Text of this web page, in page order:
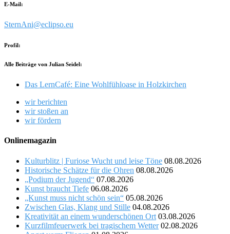
E-Mail:
SternAni@eclipso.eu
Profil:
Alle Beiträge von Julian Seidel:
Das LernCafé: Eine Wohlfühloase in Holzkirchen
wir berichten
wir stoßen an
wir fördern
Onlinemagazin
Kulturblitz | Furiose Wucht und leise Töne 08.08.2026
Historische Schätze für die Ohren 08.08.2026
„Podium der Jugend“ 07.08.2026
Kunst braucht Tiefe 06.08.2026
„Kunst muss nicht schön sein“ 05.08.2026
Zwischen Glas, Klang und Stille 04.08.2026
Kreativität an einem wunderschönen Ort 03.08.2026
Kurzfilmfeuerwerk bei tragischem Wetter 02.08.2026